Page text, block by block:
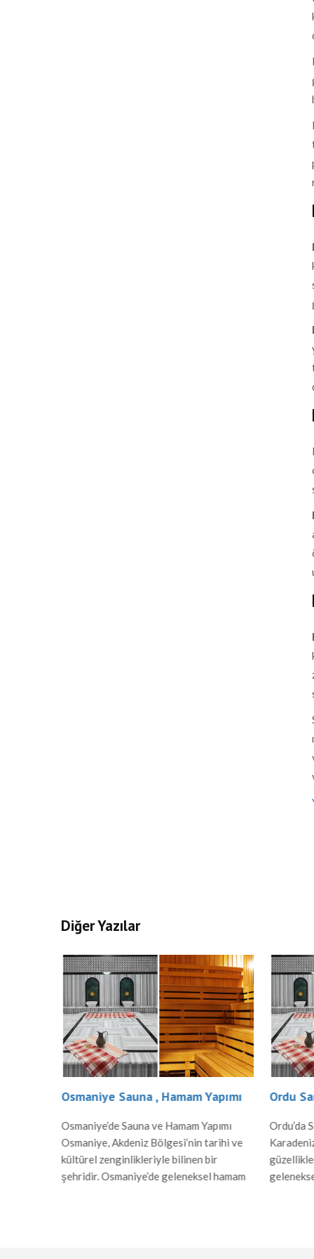
Diğer Yazılar
Osmaniye Sauna , Hamam Yapımı
Osmaniye’de Sauna ve Hamam Yapımı
Osmaniye, Akdeniz Bölgesi’nin tarihi ve
kültürel zenginlikleriyle bilinen bir
şehridir. Osmaniye’de geleneksel hamam
Ordu
Ordu’da